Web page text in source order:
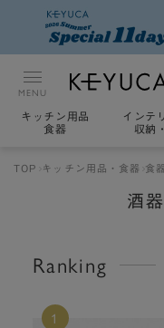
MENU
キッチン用品
食器
インテ
収納
TOP キッチン用品・食器 食
酒
Ranking
1